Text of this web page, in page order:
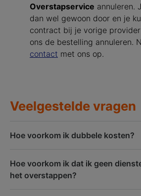
Overstapservice annuleren.
dan wel gewoon door en je
contract bij je vorige
ons de bestelling annuleren.
contact met ons op.
Veelgestelde vragen
Hoe voorkom ik dubbele kosten?
Hoe voorkom ik dat ik geen
het overstappen?